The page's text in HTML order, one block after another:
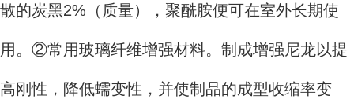
散的炭黑2%（质量），聚酰胺便可在室外长期使
用。②常用玻璃纤维增强材料。制成增强尼龙以提
高刚性，降低蠕变性，并使制品的成型收缩率变